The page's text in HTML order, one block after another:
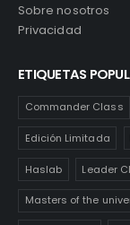
Sobre nosotros
Privacidad
ETIQUETAS
Commander Class
Edición Limitada
Haslab Leader
Masters of the